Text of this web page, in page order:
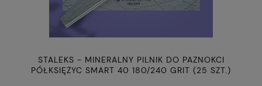
STALEKS - MINERALNY PILNIK DO PAZNOKCI
PÓŁKSIĘŻYC SMART 40 180/240 GRIT (25 SZT.)